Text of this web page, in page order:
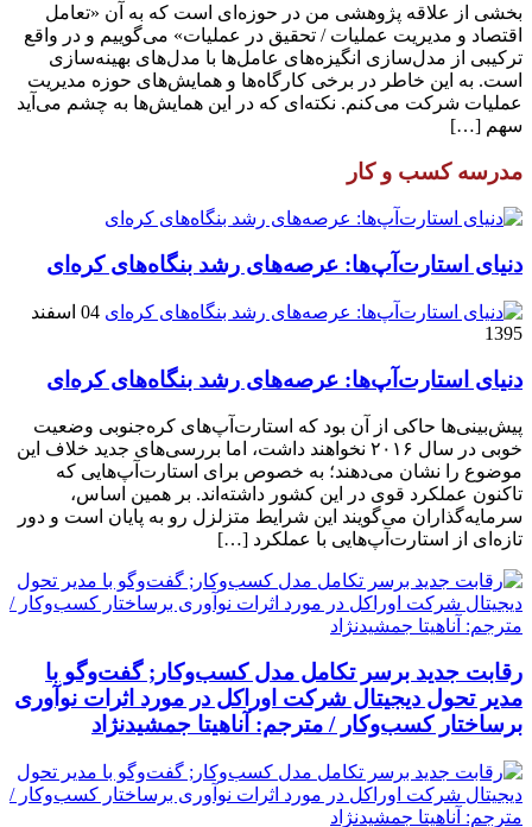
بخشی از علاقه پژوهشی من در حوزه‌ای است که به آن «تعامل
اقتصاد و مدیریت عملیات / تحقیق در عملیات» می‌گوییم و در واقع
ترکیبی از مدل‌سازی انگیزه‌های عامل‌ها با مدل‌های بهینه‌سازی
است. به این خاطر در برخی کارگاه‌ها و همایش‌های حوزه مدیریت
عملیات شرکت می‌کنم. نکته‌ای که در این همایش‌ها به چشم می‌آید
سهم […]
مدرسه کسب و کار
دنیای استارت‌آپ‌ها: عرصه‌های رشد بنگاه‌های کره‌ای‌
04 اسفند
1395
دنیای استارت‌آپ‌ها: عرصه‌های رشد بنگاه‌های کره‌ای‌
پیش‌بینی‌ها حاکی از آن بود که استارت‌آپ‌های کره‌جنوبی وضعیت
خوبی در سال ۲۰۱۶ نخواهند داشت، اما بررسی‌های جدید خلاف این
موضوع را نشان می‌دهند؛ به خصوص برای استارت‌آپ‌هایی که
تاکنون عملکرد قوی در این کشور داشته‌اند. بر همین اساس،
سرمایه‌گذاران می‌گویند این شرایط متزلزل رو به پایان است و دور
تازه‌ای از استارت‌آپ‌هایی با عملکرد […]
رقابت جدید برسر تکامل مدل کسب‌و‌کار; گفت‌وگو با
مدیر تحول دیجیتال شرکت اوراکل در مورد اثرات نوآوری
برساختار کسب‌وکار / مترجم: آناهیتا جمشیدنژاد